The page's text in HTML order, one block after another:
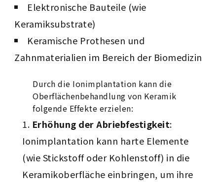
Elektronische Bauteile (wie
Keramiksubstrate)
Keramische Prothesen und
Zahnmaterialien im Bereich der Biomedizin
Durch die Ionimplantation kann die
Oberflächenbehandlung von Keramik
folgende Effekte erzielen:
Erhöhung der Abriebfestigkeit:
Ionimplantation kann harte Elemente
(wie Stickstoff oder Kohlenstoff) in die
Keramikoberfläche einbringen, um ihre